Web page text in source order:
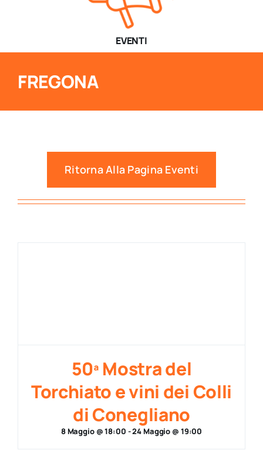
EVENTI
FREGONA
Ritorna Alla Pagina Eventi
50ª Mostra del
Torchiato e vini dei Colli
di Conegliano
8 Maggio @ 18:00 -24 Maggio @ 19:00